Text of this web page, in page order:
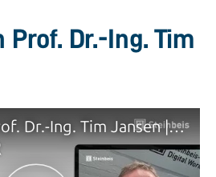
Prof. Dr.-Ing. Tim
3 Fragen an... Prof. Dr.-Ing. Tim Jansen | TRANSFER - Das Steinbeis-Magazin